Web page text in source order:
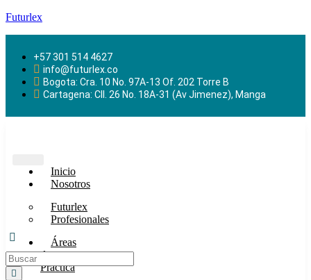
Futurlex
+57 301 514 4627
info@futurlex.co
Bogota: Cra. 10 No. 97A-13 Of. 202 Torre B
Cartagena: Cll. 26 No. 18A-31 (Av Jimenez), Manga
Inicio
Nosotros
Futurlex
Profesionales
Áreas
de
Práctica